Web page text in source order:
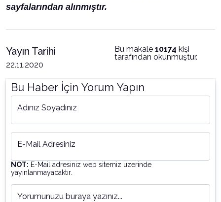
sayfalarından alınmıştır.
Yayın Tarihi
22.11.2020
Bu makale 10174 kişi
tarafından okunmuştur.
Bu Haber İçin Yorum Yapın
Adınız Soyadınız
E-Mail Adresiniz
NOT: E-Mail adresiniz web sitemiz üzerinde
yayınlanmayacaktır.
Yorumunuzu buraya yazınız...